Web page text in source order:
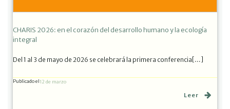
CHARIS 2026: en el corazón del desarrollo humano y la ecología
integral
Del 1 al 3 de mayo de 2026 se celebrará la primera conferencia[…]
Publicado el 12 de marzo
Leer